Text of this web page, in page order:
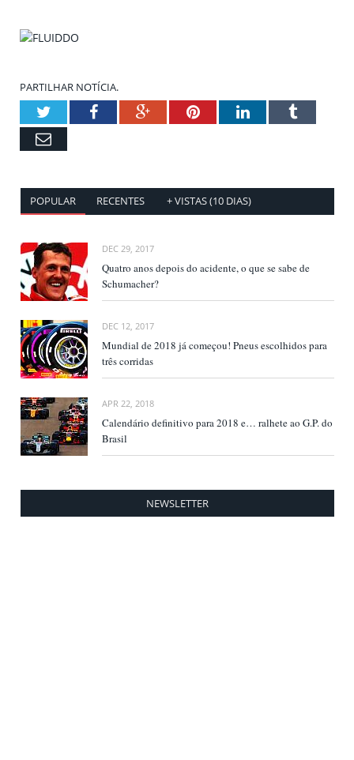
PARTILHAR NOTÍCIA.
TwitterFacebookGoogle+PinterestLinkedInTumblr
Email
POPULAR RECENTES + VISTAS (10 DIAS)
DEC 29, 2017
Quatro anos depois do acidente, o que se sabe de
Schumacher?
DEC 12, 2017
Mundial de 2018 já começou! Pneus escolhidos para
três corridas
APR 22, 2018
Calendário definitivo para 2018 e… ralhete ao G.P. do
Brasil
NEWSLETTER